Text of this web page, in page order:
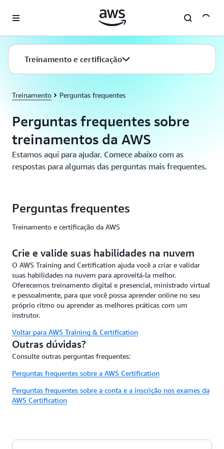
Pular para o conteúdo principal
Treinamento e certificação
Treinamento Perguntas frequentes
Perguntas frequentes sobre
treinamentos da AWS
Estamos aqui para ajudar. Comece abaixo com as
respostas para algumas das perguntas mais frequentes.
Perguntas frequentes
Treinamento e certificação da AWS
Crie e valide suas habilidades na nuvem
O AWS Training and Certification ajuda você a criar e validar
suas habilidades na nuvem para aproveitá-la melhor.
Oferecemos treinamento digital e presencial, ministrado virtual
e pessoalmente, para que você possa aprender online no seu
próprio ritmo ou aprender as melhores práticas com um
instrutor.
Voltar para AWS Training & Certification
Outras dúvidas?
Consulte outras perguntas frequentes:
Perguntas frequentes sobre a AWS Certification
Perguntas frequentes sobre a conta e a inscrição nos exames da
AWS Certification